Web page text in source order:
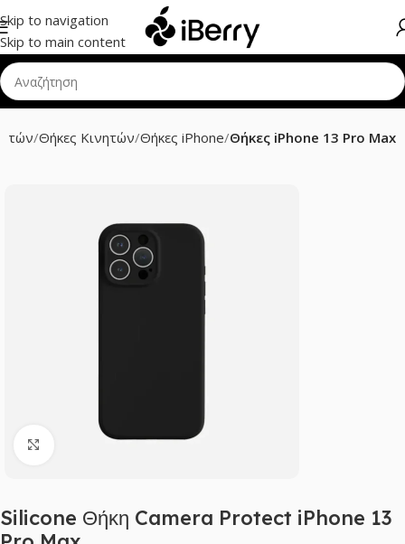
Skip to navigation
Skip to main content
Θήκες Κινητών Θήκες iPhone Θήκες iPhone 13 Pro Max
Click to enlarge
Silicone Θήκη Camera Protect iPhone 13